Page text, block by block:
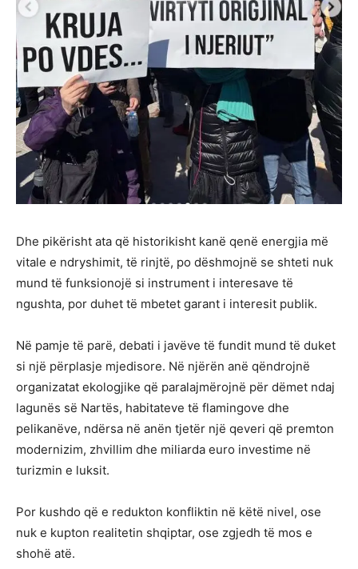
Dhe pikërisht ata që historikisht kanë qenë energjia më
vitale e ndryshimit, të rinjtë, po dëshmojnë se shteti nuk
mund të funksionojë si instrument i interesave të
ngushta, por duhet të mbetet garant i interesit publik.
Në pamje të parë, debati i javëve të fundit mund të duket
si një përplasje mjedisore. Në njërën anë qëndrojnë
organizatat ekologjike që paralajmërojnë për dëmet ndaj
lagunës së Nartës, habitateve të flamingove dhe
pelikanëve, ndërsa në anën tjetër një qeveri që premton
modernizim, zhvillim dhe miliarda euro investime në
turizmin e luksit.
Por kushdo që e redukton konfliktin në këtë nivel, ose
nuk e kupton realitetin shqiptar, ose zgjedh të mos e
shohë atë.